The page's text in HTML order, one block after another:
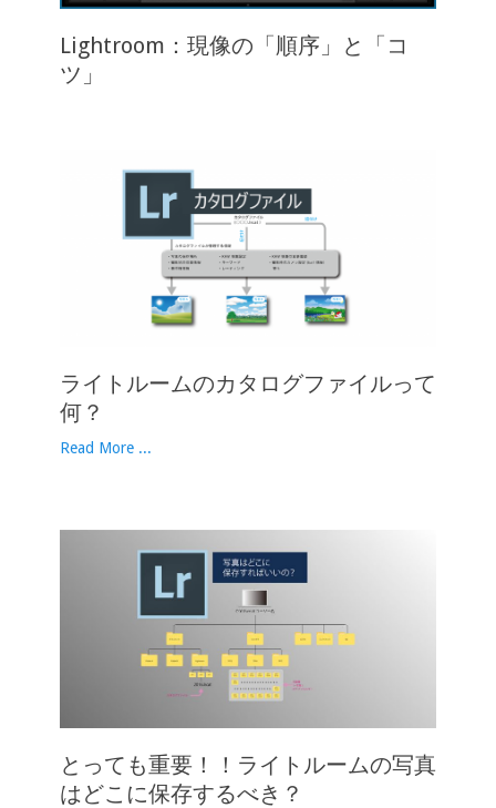
Lightroom：現像の「順序」と「コ
ツ」
ライトルームのカタログファイルって
何？
Read More ...
とっても重要！！ライトルームの写真
はどこに保存するべき？